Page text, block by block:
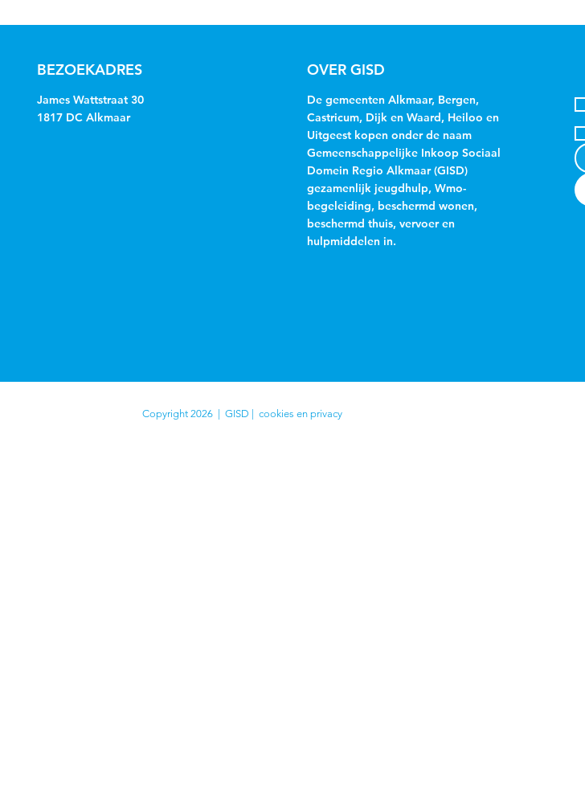
BEZOEKADRES
James Wattstraat 30
1817 DC Alkmaar
OVER GISD
De gemeenten Alkmaar, Bergen,
Castricum, Dijk en Waard, Heiloo en
Uitgeest kopen onder de naam
Gemeenschappelijke Inkoop Sociaal
Domein Regio Alkmaar (GISD)
gezamenlijk jeugdhulp, Wmo-
begeleiding, beschermd wonen,
beschermd thuis, vervoer en
hulpmiddelen in.
Copyright 2026 | GISD | cookies en privacy